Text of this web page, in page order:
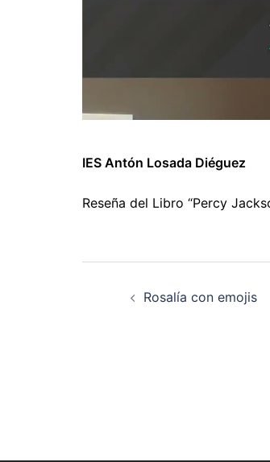
IES Antón Losada Diéguez
Reseña del Libro “Percy
Navegación
Rosalía con emojis